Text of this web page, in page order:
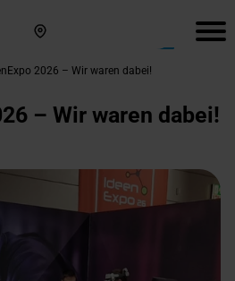
2026 – Wir waren dabei!
– Wir waren dabei!